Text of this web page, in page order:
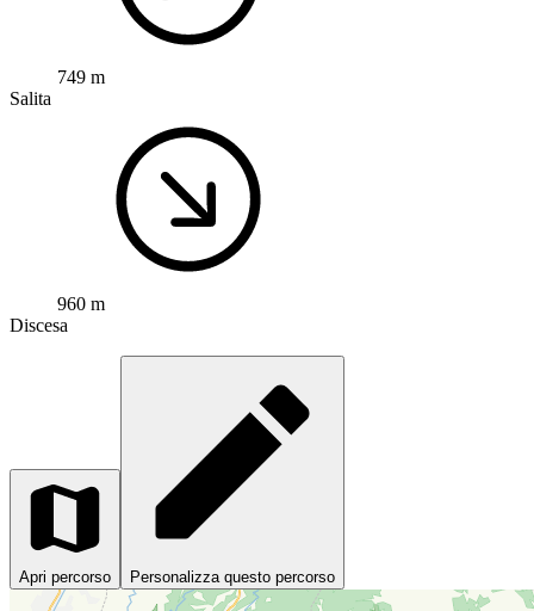
749 m
Salita
960 m
Discesa
Apri percorso Personalizza questo percorso